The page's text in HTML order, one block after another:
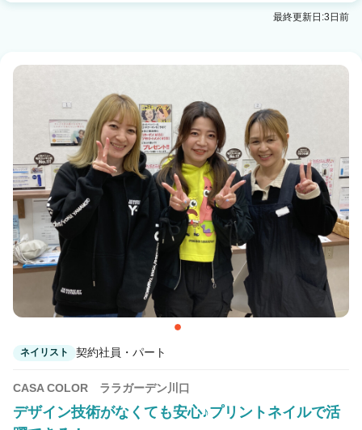
Zina 勝どき eyelash & nail
Zina 千葉 eyelash & nail
千葉駅 徒歩4分
Zina 流山おおたかの森 eyelash & nail
流山おおたかの森駅 徒歩2分
完全個室 Kalon by Zina 柏の葉キャンパス eyelash
& nail
柏の葉キャンパス駅 徒歩15分
Zina 熊本 eyelash & nail
通町筋駅 徒歩1分
最終更新日:3日前
ネイリスト 契約社員・パート
CASA COLOR ララガーデン川口
デザイン技術がなくても安心♪プリントネイルで活